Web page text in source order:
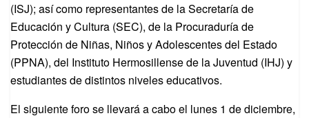
(ISJ); así como representantes de la Secretaría de
Educación y Cultura (SEC), de la Procuraduría de
Protección de Niñas, Niños y Adolescentes del Estado
(PPNA), del Instituto Hermosillense de la Juventud (IHJ) y
estudiantes de distintos niveles educativos.
El siguiente foro se llevará a cabo el lunes 1 de diciembre,